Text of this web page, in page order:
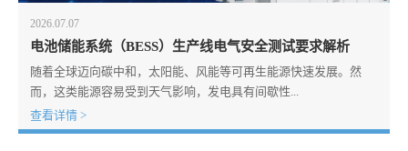
2026.07.07
电池储能系统（BESS）生产线电气安全测试要求解析
随着全球迈向碳中和，太阳能、风能等可再生能源快速发展。然
而，这类能源容易受到天气影响，发电具有间歇性...
查看详情 >